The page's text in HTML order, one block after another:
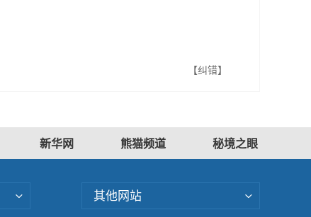
【纠错】
新华网 熊猫频道 秘境之眼
其他网站